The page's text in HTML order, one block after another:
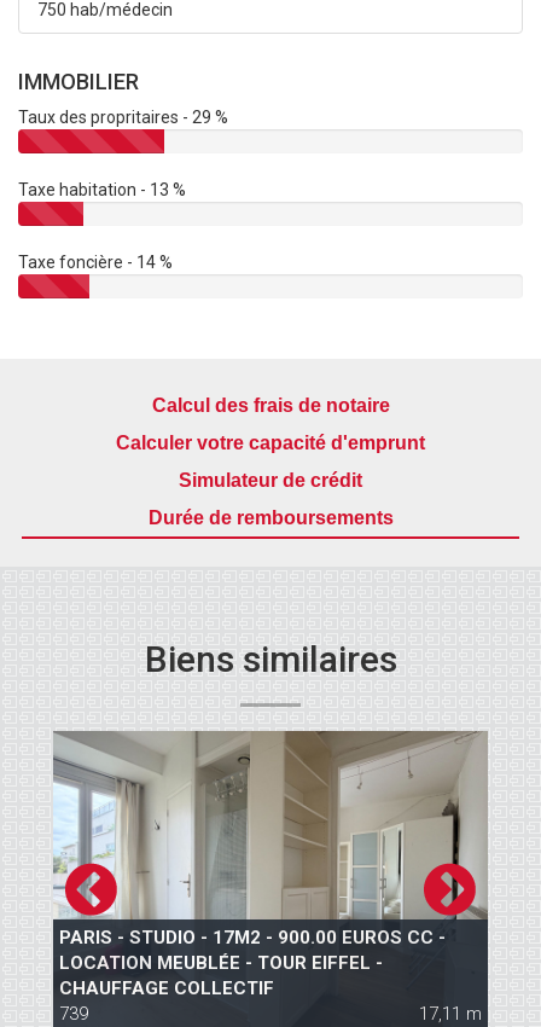
750 hab/médecin
IMMOBILIER
Taux des propritaires - 29 %
Taxe habitation - 13 %
Taxe foncière - 14 %
Calcul des frais de notaire
Calculer votre capacité d'emprunt
Simulateur de crédit
Durée de remboursements
Biens similaires
PARIS - STUDIO - 17M2 - 900.00 EUROS CC -
LOCATION MEUBLÉE - TOUR EIFFEL -
CHAUFFAGE COLLECTIF
739
17,11 m